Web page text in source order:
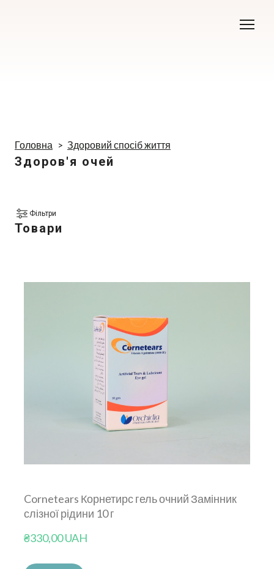
Головна Здоровий спосіб життя
Здоров'я очей
Фільтри
Товари
Cornetears Корнетирс гель очний Замінник
слізної рідини 10 г
₴330,00 UAH